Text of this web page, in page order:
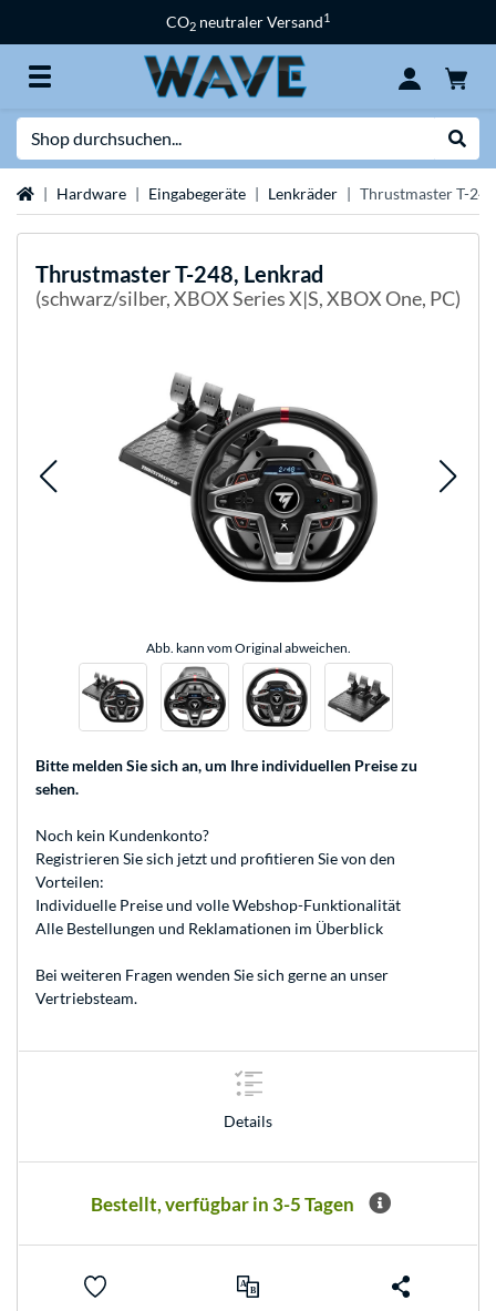
CO2 neutraler Versand1
StartseiteHardware Eingabegeräte Lenkräder Thrustmaster T-
ThrustmasterT-248, Lenkrad
(schwarz/silber, XBOX Series X|S, XBOX One, PC)
Abb. kann vom Original abweichen.
Bitte melden Sie sich an, um Ihre individuellen Preise zu
sehen.
Noch kein Kundenkonto?
Registrieren Sie sich jetzt und profitieren Sie von den
Vorteilen:
Individuelle Preise und volle Webshop-Funktionalität
Alle Bestellungen und Reklamationen im Überblick
Bei weiteren Fragen wenden Sie sich gerne an unser
Vertriebsteam.
Details
Bestellt, verfügbar in 3-5 Tagen